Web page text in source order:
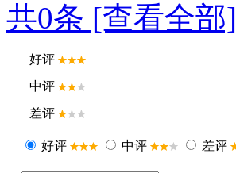
共0条 [查看全部]